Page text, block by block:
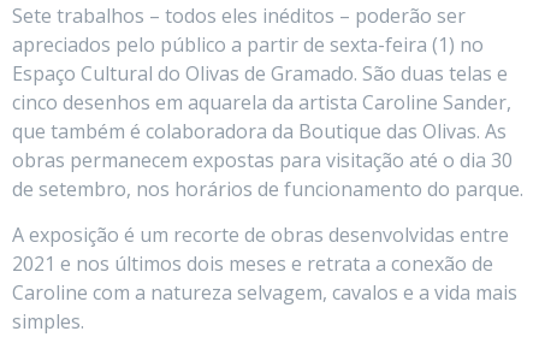
Sete trabalhos – todos eles inéditos – poderão ser
apreciados pelo público a partir de sexta-feira (1) no
Espaço Cultural do Olivas de Gramado. São duas telas e
cinco desenhos em aquarela da artista Caroline Sander,
que também é colaboradora da Boutique das Olivas. As
obras permanecem expostas para visitação até o dia 30
de setembro, nos horários de funcionamento do parque.
A exposição é um recorte de obras desenvolvidas entre
2021 e nos últimos dois meses e retrata a conexão de
Caroline com a natureza selvagem, cavalos e a vida mais
simples.